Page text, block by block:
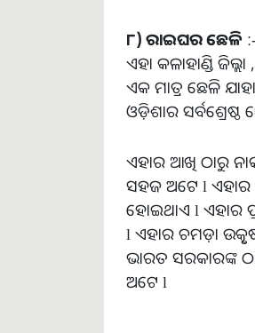
୮) ରାଇଘର ଛେଳି
ଏହା କଳାହାଣ୍ଡି
ଏକ ମାତ୍ର ଛେଳି
ଓଡ଼ିଶାର ସର୍ବଶ୍ରେଷ୍ଠ
ଏହାର ଆଖି ଠାରୁ
ସହଜ ଅଟେ l
ହୋଇଥାଏ l ଏହାର
l ଏହାର ଚମଡ଼ା
ଭାରତ ସରକାରଙ୍କ
ଅଟେ l